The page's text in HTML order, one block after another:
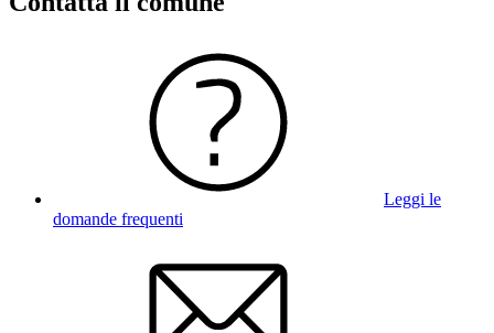
Leggi le
domande frequenti